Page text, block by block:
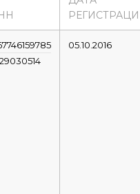
05.10.2016